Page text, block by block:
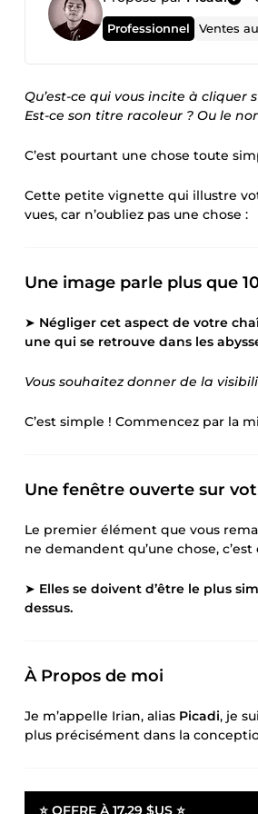
Professionnel Ventes
Qu’est-ce qui vous incite à cliquer
Est-ce son titre racoleur ? Ou le
C’est pourtant une chose toute
Cette petite vignette qui illustre
vues, car n’oubliez pas une chose :
Une image parle plus que
➤ Négliger cet aspect de votre
une qui se retrouve dans les
Vous souhaitez donner de la
C’est simple ! Commencez par la
Une fenêtre ouverte sur
Le premier élément que vous
ne demandent qu’une chose,
➤ Elles se doivent d’être le plus
dessus.
À Propos de moi
Je m’appelle Irian, alias Picadi, je
plus précisément dans la
⭐ OFFRE À 17,29 $US ⭐